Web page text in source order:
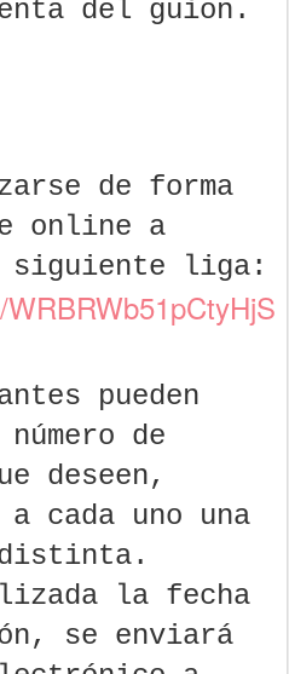
del guion.
de forma
online a
siguiente liga:
pueden
de
deseen,
cada uno una
la fecha
se enviará